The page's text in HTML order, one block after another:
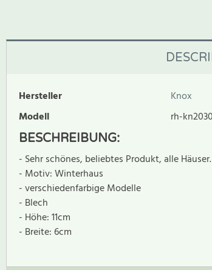
Hersteller
Knox
Modell
rh-
BESCHREIBUNG:
- Sehr schönes, beliebtes Produkt, alle Häuser.
- Motiv: Winterhaus
- verschiedenfarbige Modelle
- Blech
- Höhe: 11cm
- Breite: 6cm